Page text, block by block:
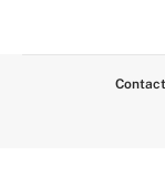
Contact